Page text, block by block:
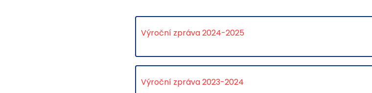
Výroční zpráva 2024-2025
Výroční zpráva 2023-2024